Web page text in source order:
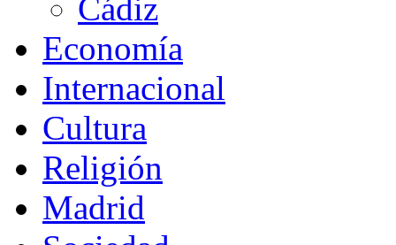
Cádiz
Economía
Internacional
Cultura
Religión
Madrid